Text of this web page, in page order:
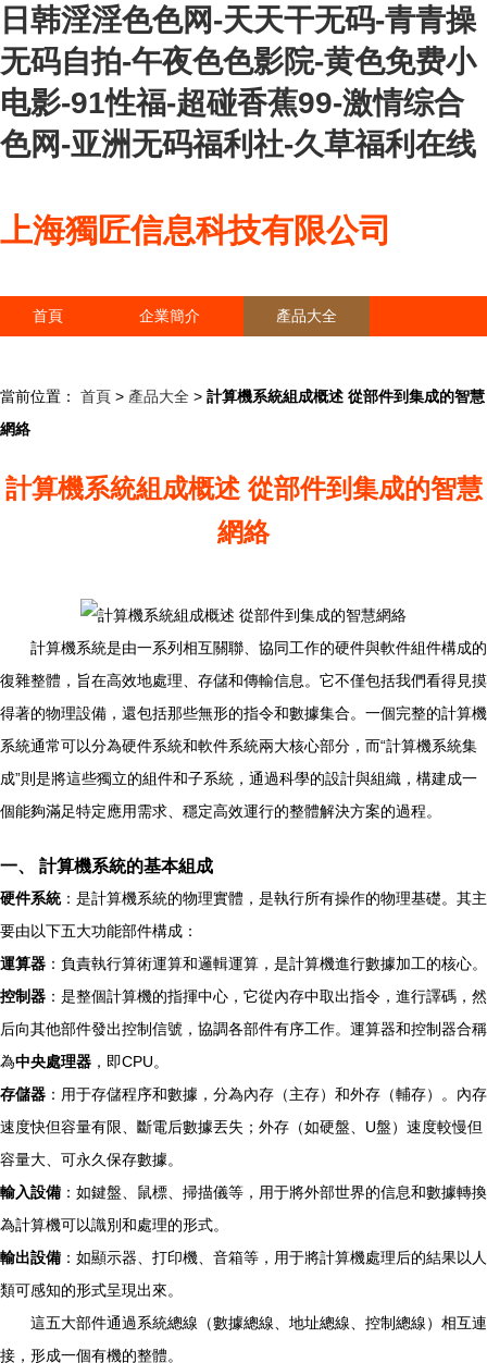
日韩淫淫色色网-天天干无码-青青操
无码自拍-午夜色色影院-黄色免费小
电影-91性福-超碰香蕉99-激情综合
色网-亚洲无码福利社-久草福利在线
上海獨匠信息科技有限公司
首頁 企業簡介 產品大全
當前位置： 首頁 > 產品大全 > 計算機系統組成概述 從部件到集成的智慧
網絡
計算機系統組成概述 從部件到集成的智慧
網絡
計算機系統是由一系列相互關聯、協同工作的硬件與軟件組件構成的
復雜整體，旨在高效地處理、存儲和傳輸信息。它不僅包括我們看得見摸
得著的物理設備，還包括那些無形的指令和數據集合。一個完整的計算機
系統通常可以分為硬件系統和軟件系統兩大核心部分，而“計算機系統集
成”則是將這些獨立的組件和子系統，通過科學的設計與組織，構建成一
個能夠滿足特定應用需求、穩定高效運行的整體解決方案的過程。
一、 計算機系統的基本組成
硬件系統：是計算機系統的物理實體，是執行所有操作的物理基礎。其主
要由以下五大功能部件構成：
運算器 ：負責執行算術運算和邏輯運算，是計算機進行數據加工的核心。
控制器 ：是整個計算機的指揮中心，它從內存中取出指令，進行譯碼，然
后向其他部件發出控制信號，協調各部件有序工作。運算器和控制器合稱
為中央處理器 ，即CPU。
存儲器 ：用于存儲程序和數據，分為內存（主存）和外存（輔存）。內存
速度快但容量有限、斷電后數據丟失；外存（如硬盤、U盤）速度較慢但
容量大、可永久保存數據。
輸入設備 ：如鍵盤、鼠標、掃描儀等，用于將外部世界的信息和數據轉換
為計算機可以識別和處理的形式。
輸出設備 ：如顯示器、打印機、音箱等，用于將計算機處理后的結果以人
類可感知的形式呈現出來。
這五大部件通過系統總線（數據總線、地址總線、控制總線）相互連
接，形成一個有機的整體。